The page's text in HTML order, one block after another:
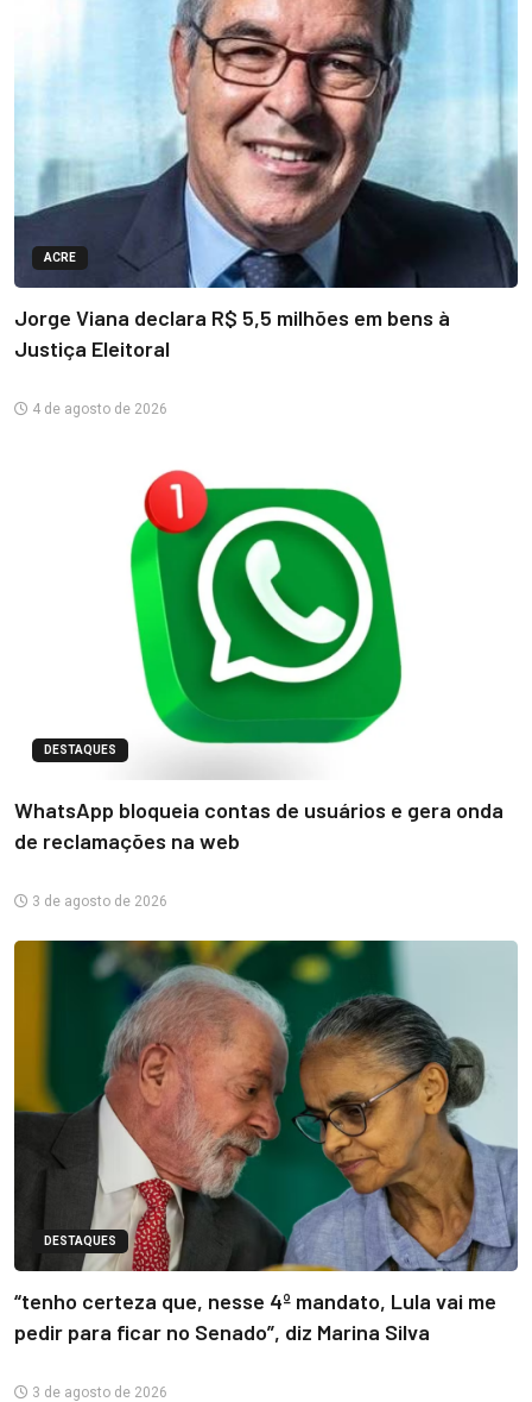
ACRE
Jorge Viana declara R$ 5,5 milhões em bens à
Justiça Eleitoral
4 de agosto de 2026
DESTAQUES
WhatsApp bloqueia contas de usuários e gera onda
de reclamações na web
3 de agosto de 2026
DESTAQUES
“tenho certeza que, nesse 4º mandato, Lula vai me
pedir para ficar no Senado”, diz Marina Silva
3 de agosto de 2026